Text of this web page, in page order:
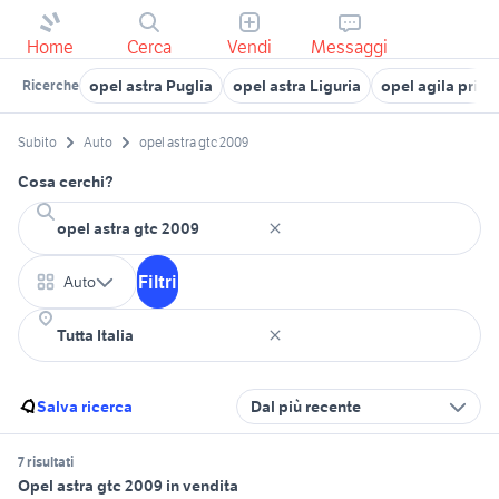
Home Cerca Vendi Messaggi
Ricerche opel astra Puglia opel astra Liguria opel agila
Subito Auto opel astra gtc 2009
Cosa cerchi?
Auto Filtri
Salva ricerca Dal più recente
7 risultati
Opel astra gtc 2009 in vendita